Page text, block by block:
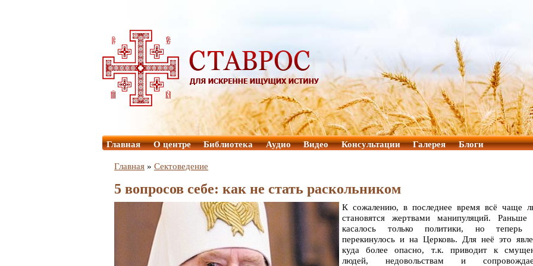
Главная О центре Библиотека Аудио Видео Консультации Галерея Блоги
Главная » Сектоведение
5 вопросов себе: как не стать раскольником
К сожалению, в последнее время всё чаще
становятся жертвами манипуляций. Раньше
касалось только политики, но теперь
перекинулось и на Церковь. Для неё это
куда более опасно, т.к. приводит к
людей, недовольствам и